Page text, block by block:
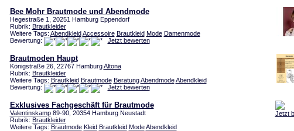
Bee Mohr Brautmode und Abendmode
Hegestraße 1, 20251 Hamburg Eppendorf
Rubrik: Brautkleider
Weitere Tags: Abendkleid Accessoire Brautkleid Mode Damenmode
Bewertung:
Jetzt bewerten
Brautmoden Haupt
Königstraße 26, 22767 HamburgAltona
Rubrik: Brautkleider
Weitere Tags: Brautkleid Brautmode Beratung Abendmode Abendkleid
Bewertung:
Jetzt bewerten
Jetzt
Exklusives Fachgeschäft für Brautmode
Valentinskamp89-90, 20354 Hamburg Neustadt
Rubrik: Brautkleider
Weitere Tags: Brautmode Kleid Brautkleid Mode Abendkleid